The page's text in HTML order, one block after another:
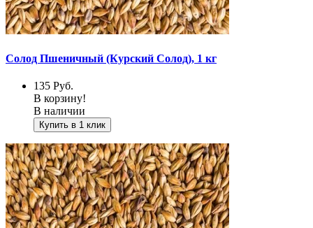
Солод Пшеничный (Курский Солод), 1 кг
135 Руб.
В корзину!
В наличии
Купить в 1 клик